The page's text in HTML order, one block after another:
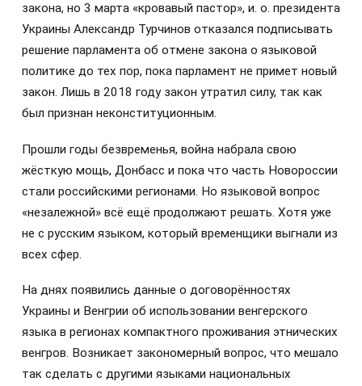
закона, но 3 марта «кровавый пастор», и. о. президента
Украины Александр Турчинов отказался подписывать
решение парламента об отмене закона о языковой
политике до тех пор, пока парламент не примет новый
закон. Лишь в 2018 году закон утратил силу, так как
был признан неконституционным.
Прошли годы безвременья, война набрала свою
жёсткую мощь, Донбасс и пока что часть Новороссии
стали российскими регионами. Но языковой вопрос
«незалежной» всё ещё продолжают решать. Хотя уже
не с русским языком, который временщики выгнали из
всех сфер.
На днях появились данные о договорённостях
Украины и Венгрии об использовании венгерского
языка в регионах компактного проживания этнических
венгров. Возникает закономерный вопрос, что мешало
так сделать с другими языками национальных